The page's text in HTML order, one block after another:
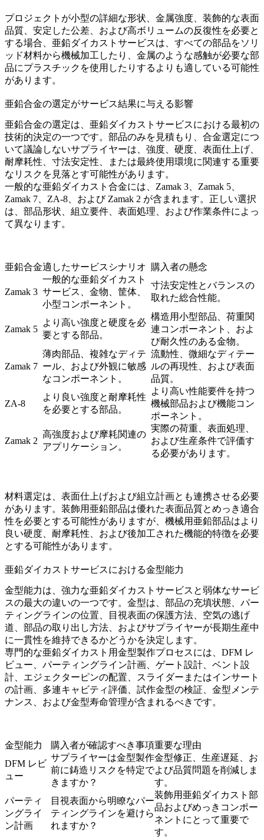
プロジェクトが小型の詳細な形状、金属強度、装飾的な表面
品質、安定した公差、および高ボリュームの反復性を必要と
する場合、亜鉛ダイカストサービスは、すべての部品をソリ
ッド材料から機械加工したり、金属のような感触が必要な部
品にプラスチックを使用したりするよりも適している可能性
があります。
亜鉛合金の選定がサービス結果に与える影響
亜鉛合金の選定は、亜鉛ダイカストサービスにおける最初の
技術的決定の一つです。部品のみを見積もり、合金選定につ
いて議論しないサプライヤーは、強度、硬度、表面仕上げ、
耐摩耗性、寸法安定性、または最終使用環境に関連する重要
なリスクを見落とす可能性があります。
一般的な亜鉛ダイカスト合金には、Zamak 3、Zamak 5、
Zamak 7、ZA-8、および Zamak 2 が含まれます。正しい選択
は、部品形状、組立要件、表面処理、および作業条件によっ
て異なります。
亜鉛合金適したサービスシナリオ 購入者の懸念
Zamak 3
一般的な亜鉛ダイカスト
サービス、金物、筐体、
小型コンポーネント。
寸法安定性とバランスの
取れた総合性能。
Zamak 5
より高い強度と硬度を必
要とする部品。
構造用小型部品、荷重関
連コンポーネント、およ
び耐久性のある金物。
Zamak 7
薄肉部品、複雑なディテ
ール、および外観に敏感
なコンポーネント。
流動性、微細なディテー
ルの再現性、および表面
品質。
ZA-8
より良い強度と耐摩耗性
を必要とする部品。
より高い性能要件を持つ
機械部品および機能コン
ポーネント。
Zamak 2
高強度および摩耗関連の
アプリケーション。
実際の荷重、表面処理、
および生産条件で評価す
る必要があります。
材料選定は、表面仕上げおよび組立計画とも連携させる必要
があります。装飾用亜鉛部品は優れた表面品質とめっき適合
性を必要とする可能性がありますが、機械用亜鉛部品はより
良い硬度、耐摩耗性、および後加工された機能的特徴を必要
とする可能性があります。
亜鉛ダイカストサービスにおける金型能力
金型能力は、強力な亜鉛ダイカストサービスと弱体なサービ
スの最大の違いの一つです。金型は、部品の充填状態、パー
ティングラインの位置、目視表面の保護方法、空気の逃げ
道、部品の取り出し方法、およびサプライヤーが長期生産中
に一貫性を維持できるかどうかを決定します。
専門的な亜鉛ダイカスト用金型製作プロセスには、DFM レ
ビュー、パーティングライン計画、ゲート設計、ベント設
計、エジェクターピンの配置、スライダーまたはインサート
の計画、多連キャビティ評価、試作金型の検証、金型メンテ
ナンス、および金型寿命管理が含まれるべきです。
金型能力 購入者が確認すべき事項重要な理由
DFM レビ
ュー
サプライヤーは金型製作
前に鋳造リスクを特定で
きますか？
金型修正、生産遅延、お
よび品質問題を削減しま
す。
パーティ
ングライ
ン計画
目視表面から明瞭なパー
ティングラインを避けら
れますか？
装飾用亜鉛ダイカスト部
品およびめっきコンポー
ネントにとって重要で
す。